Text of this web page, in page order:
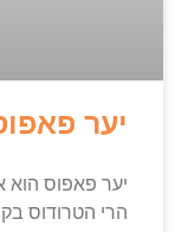
יער
יער פאפוס הוא